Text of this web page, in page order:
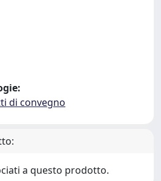
di convegno
a questo prodotto.